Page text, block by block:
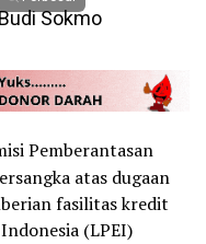
Pemberantasan
atas dugaan
fasilitas kredit
(LPEI)